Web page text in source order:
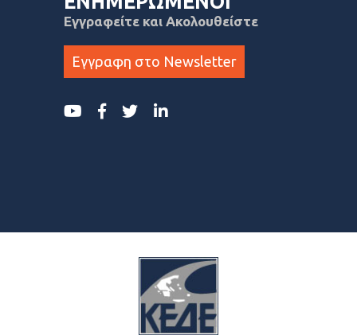
Εγγραφείτε και Ακολουθείστε
Εγγραφη στο Newsletter